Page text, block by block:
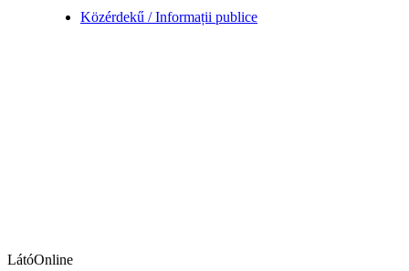
Közérdekű / Informații publice
LátóOnline